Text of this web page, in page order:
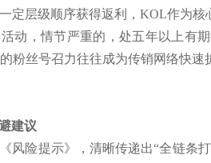
定层级顺序获得返利，KOL作为
动，情节严重的，处五年以上有
粉丝号召力往往成为传销网络快速
建议
风险提示》，清晰传递出“全链条